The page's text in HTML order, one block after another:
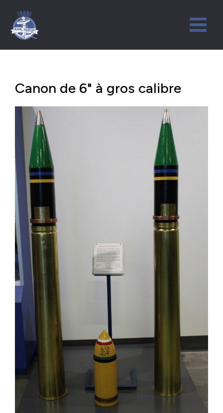
Canon de 6" à gros calibre